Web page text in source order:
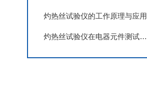
灼热丝试验仪的工作原理与应用
灼热丝试验仪在电器元件测试中的重要性